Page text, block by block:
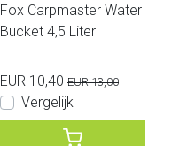
Fox Carpmaster Water
Bucket 4,5 Liter
EUR 10,40 EUR 13,00
Vergelijk